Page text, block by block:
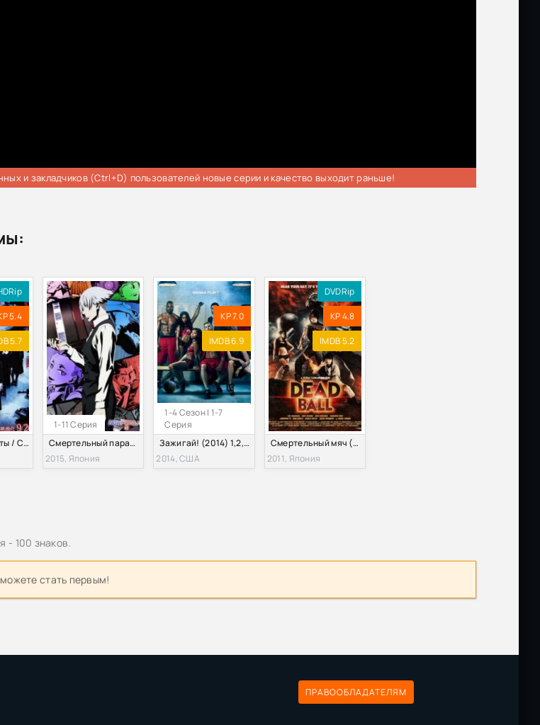
и закладчиков (Ctrl+D) пользователей новые серии и качество выходит раньше!
5.4
5.7
Граница пустоты / Смертельный кадр (2014)
1-11 Серия
Смертельный парад / Парад смерти / Шествие смерти (2015)
2015, Япония
1-4 Сезон | 1-7
Серия
KP 7.0
IMDB 6.9
Зажигай! (2014) 1,2,3,4 сезон
2014, США
DVDRip
KP 4.8
IMDB 5.2
Смертельный мяч (2011)
2011, Япония
- 100 знаков.
стать первым!
ПРАВООБЛАДАТЕЛЯМ